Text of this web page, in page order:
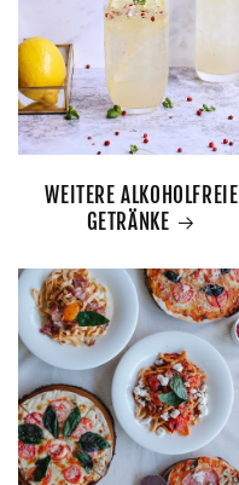
WEITERE ALKOHOLFREIE
GETRÄNKE